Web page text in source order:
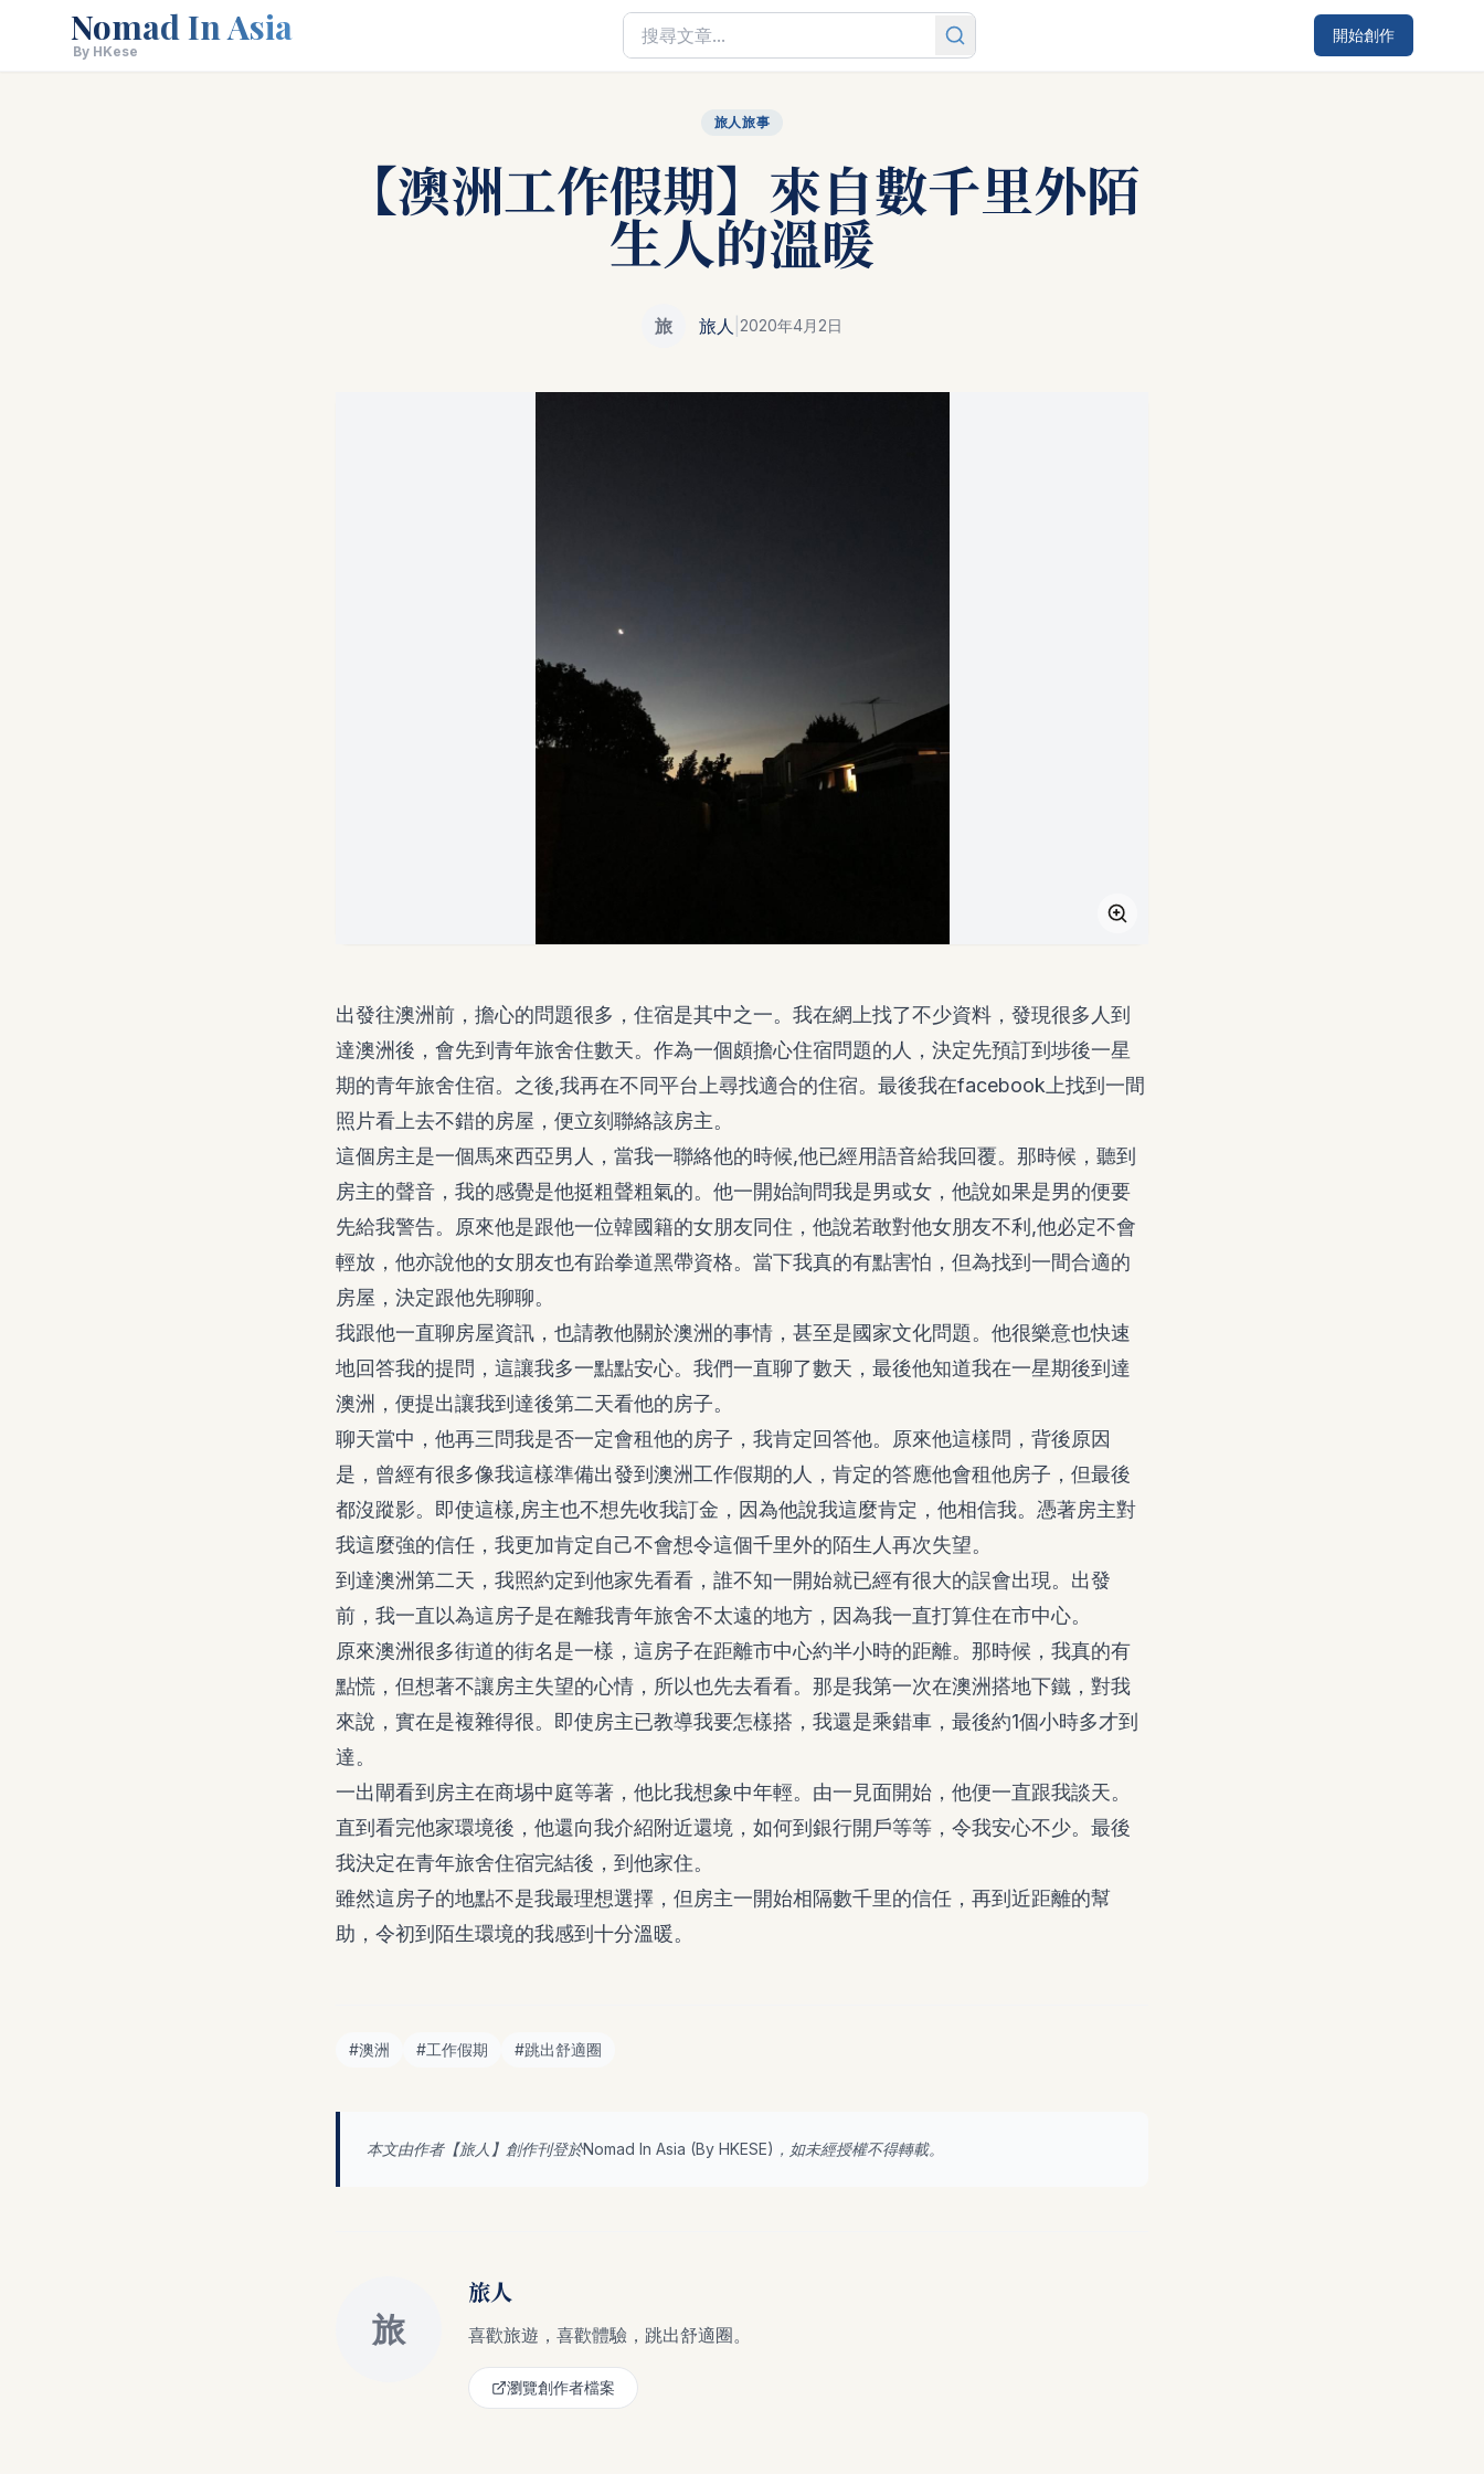
Nomad In Asia
By HKese
開始創作
旅人旅事
【澳洲工作假期】來自數千里外陌
生人的溫暖
旅 旅人 2020年4月2日
出發往澳洲前，擔心的問題很多，住宿是其中之一。我在網上找了不少資料，發現很多人到
達澳洲後，會先到青年旅舍住數天。作為一個頗擔心住宿問題的人，決定先預訂到埗後一星
期的青年旅舍住宿。之後,我再在不同平台上尋找適合的住宿。最後我在facebook上找到一間
照片看上去不錯的房屋，便立刻聯絡該房主。
這個房主是一個馬來西亞男人，當我一聯絡他的時候,他已經用語音給我回覆。那時候，聽到
房主的聲音，我的感覺是他挺粗聲粗氣的。他一開始詢問我是男或女，他說如果是男的便要
先給我警告。原來他是跟他一位韓國籍的女朋友同住，他說若敢對他女朋友不利,他必定不會
輕放，他亦說他的女朋友也有跆拳道黑帶資格。當下我真的有點害怕，但為找到一間合適的
房屋，決定跟他先聊聊。
我跟他一直聊房屋資訊，也請教他關於澳洲的事情，甚至是國家文化問題。他很樂意也快速
地回答我的提問，這讓我多一點點安心。我們一直聊了數天，最後他知道我在一星期後到達
澳洲，便提出讓我到達後第二天看他的房子。
聊天當中，他再三問我是否一定會租他的房子，我肯定回答他。原來他這樣問，背後原因
是，曾經有很多像我這樣準備出發到澳洲工作假期的人，肯定的答應他會租他房子，但最後
都沒蹤影。即使這樣,房主也不想先收我訂金，因為他說我這麼肯定，他相信我。憑著房主對
我這麼強的信任，我更加肯定自己不會想令這個千里外的陌生人再次失望。
到達澳洲第二天，我照約定到他家先看看，誰不知一開始就已經有很大的誤會出現。出發
前，我一直以為這房子是在離我青年旅舍不太遠的地方，因為我一直打算住在市中心。
原來澳洲很多街道的街名是一樣，這房子在距離市中心約半小時的距離。那時候，我真的有
點慌，但想著不讓房主失望的心情，所以也先去看看。那是我第一次在澳洲搭地下鐵，對我
來說，實在是複雜得很。即使房主已教導我要怎樣搭，我還是乘錯車，最後約1個小時多才到
達。
一出閘看到房主在商埸中庭等著，他比我想象中年輕。由一見面開始，他便一直跟我談天。
直到看完他家環境後，他還向我介紹附近還境，如何到銀行開戶等等，令我安心不少。最後
我決定在青年旅舍住宿完結後，到他家住。
雖然這房子的地點不是我最理想選擇，但房主一開始相隔數千里的信任，再到近距離的幫
助，令初到陌生環境的我感到十分溫暖。
#澳洲 #工作假期 #跳出舒適圈
本文由作者【旅人 】創作刊登於Nomad In Asia (By HKESE)，如未經授權不得轉載。
旅
旅人
喜歡旅遊，喜歡體驗，跳出舒適圈。
瀏覽創作者檔案